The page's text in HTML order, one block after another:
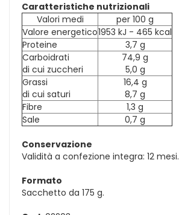
Caratteristiche nutrizionali
Valori medi
per 100 g
Valore energetico1953 kJ - 465 kcal
Proteine
3,7 g
Carboidrati
di cui zuccheri
74,9 g
5,0 g
Grassi
di cui saturi
16,4 g
8,7 g
Fibre
1,3 g
Sale
0,7 g
Conservazione
Validità a confezione integra: 12 mesi.
Formato
Sacchetto da 175 g.